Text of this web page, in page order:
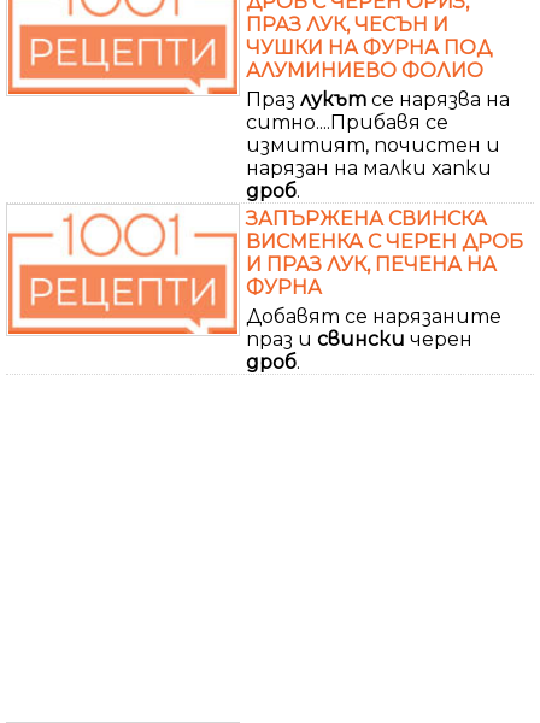
ПРАЗ ЛУК, ЧЕСЪН И
ЧУШКИ НА ФУРНА ПОД
АЛУМИНИЕВО ФОЛИО
Праз лукът се нарязва на
ситно....Прибавя се
измитият, почистен и
нарязан на малки хапки
дроб.
ЗАПЪРЖЕНА СВИНСКА
ВИСМЕНКА С ЧЕРЕН ДРОБ
И ПРАЗ ЛУК, ПЕЧЕНА НА
ФУРНА
Добавят се нарязаните
праз и свински черен
дроб.